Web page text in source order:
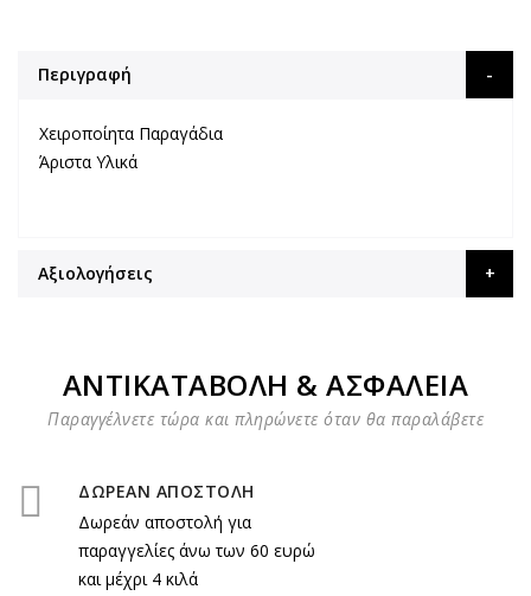
Περιγραφή
Χειροποίητα Παραγάδια
Άριστα Υλικά
Αξιολογήσεις
ΑΝΤΙΚΑΤΑΒΟΛΗ & ΑΣΦΑΛΕΙΑ
Παραγγέλνετε τώρα και πληρώνετε όταν θα παραλάβετε
ΔΩΡΕΑΝ ΑΠΟΣΤΟΛΗ
Δωρεάν αποστολή για
παραγγελίες άνω των 60 ευρώ
και μέχρι 4 κιλά